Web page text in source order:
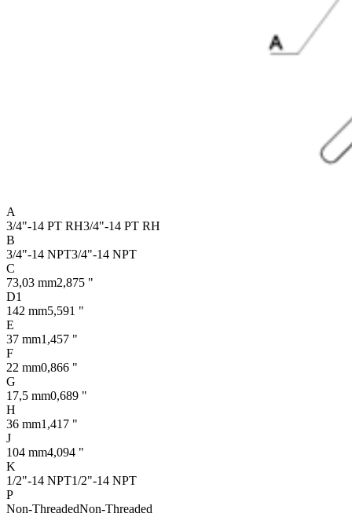
A
3/4"-14 PT RH3/4"-14 PT RH
B
3/4"-14 NPT3/4"-14 NPT
C
73,03 mm2,875 "
D1
142 mm5,591 "
E
37 mm1,457 "
F
22 mm0,866 "
G
17,5 mm0,689 "
H
36 mm1,417 "
J
104 mm4,094 "
K
1/2"-14 NPT1/2"-14 NPT
P
Non-ThreadedNon-Threaded